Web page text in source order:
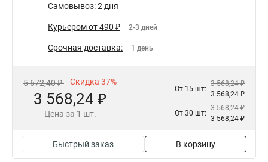
Самовывоз: 2 дня
Курьером от 490 ₽ 2-3 дней
Срочная доставка: 1 день
5 672,40 ₽ Скидка 37%
3 568,24 ₽
Цена за 1 шт.
От 15 шт:
3 568,24 ₽
3 568,24 ₽
От 30 шт:
3 568,24 ₽
3 568,24 ₽
Быстрый заказ В корзину